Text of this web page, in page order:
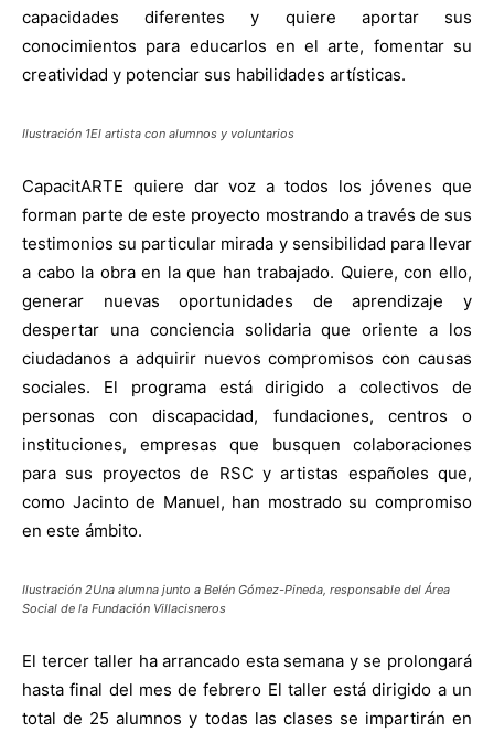
capacidades diferentes y quiere aportar sus
conocimientos para educarlos en el arte, fomentar su
creatividad y potenciar sus habilidades artísticas.
Ilustración 1El artista con alumnos y voluntarios
CapacitARTE quiere dar voz a todos los jóvenes que
forman parte de este proyecto mostrando a través de sus
testimonios su particular mirada y sensibilidad para llevar
a cabo la obra en la que han trabajado. Quiere, con ello,
generar nuevas oportunidades de aprendizaje y
despertar una conciencia solidaria que oriente a los
ciudadanos a adquirir nuevos compromisos con causas
sociales. El programa está dirigido a colectivos de
personas con discapacidad, fundaciones, centros o
instituciones, empresas que busquen colaboraciones
para sus proyectos de RSC y artistas españoles que,
como Jacinto de Manuel, han mostrado su compromiso
en este ámbito.
Ilustración 2Una alumna junto a Belén Gómez-Pineda, responsable del Área
Social de la Fundación Villacisneros
El tercer taller ha arrancado esta semana y se prolongará
hasta final del mes de febrero El taller está dirigido a un
total de 25 alumnos y todas las clases se impartirán en